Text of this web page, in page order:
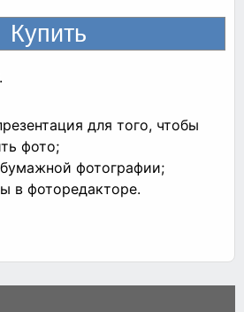
для того, чтобы
фото;
фотографии;
в фоторедакторе.